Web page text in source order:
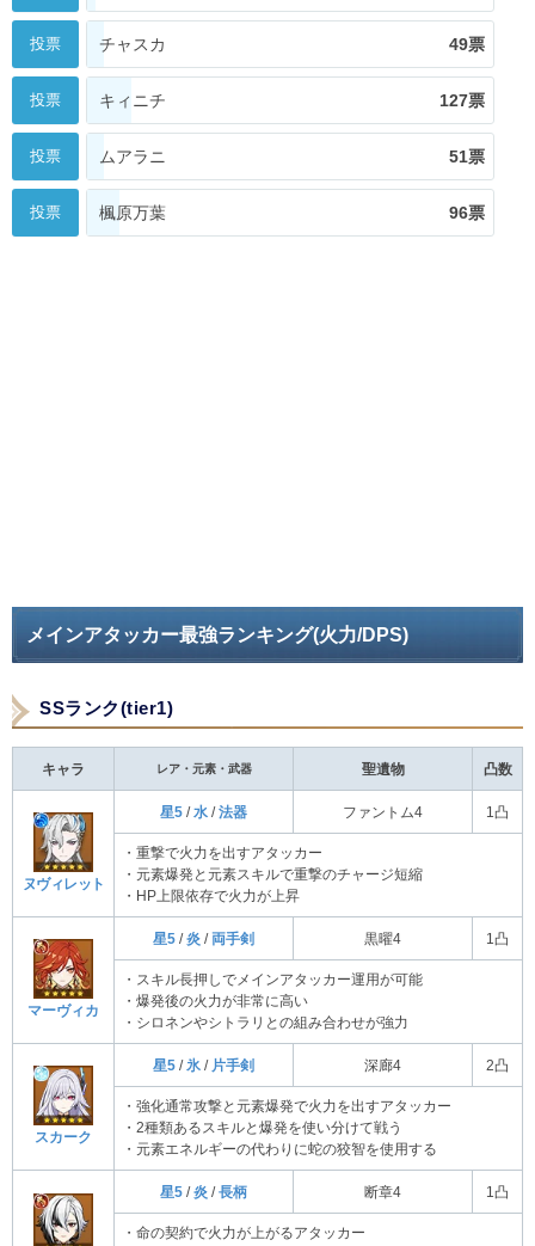
投票 チャスカ 49票
投票 キィニチ 127票
投票 ムアラニ 51票
投票 楓原万葉 96票
メインアタッカー最強ランキング(火力/DPS)
SSランク(tier1)
キャラ レア・元素・武器 聖遺物 凸数
ヌヴィレット
星5 / 水 / 法器 ファントム4 1凸
・重撃で火力を出すアタッカー
・元素爆発と元素スキルで重撃のチャージ短縮
・HP上限依存で火力が上昇
マーヴィカ
星5 / 炎 / 両手剣 黒曜4 1凸
・スキル長押しでメインアタッカー運用が可能
・爆発後の火力が非常に高い
・シロネンやシトラリとの組み合わせが強力
スカーク
星5 / 氷 / 片手剣 深廊4 2凸
・強化通常攻撃と元素爆発で火力を出すアタッカー
・2種類あるスキルと爆発を使い分けて戦う
・元素エネルギーの代わりに蛇の狡智を使用する
星5 / 炎 / 長柄 断章4 1凸
・命の契約で火力が上がるアタッカー